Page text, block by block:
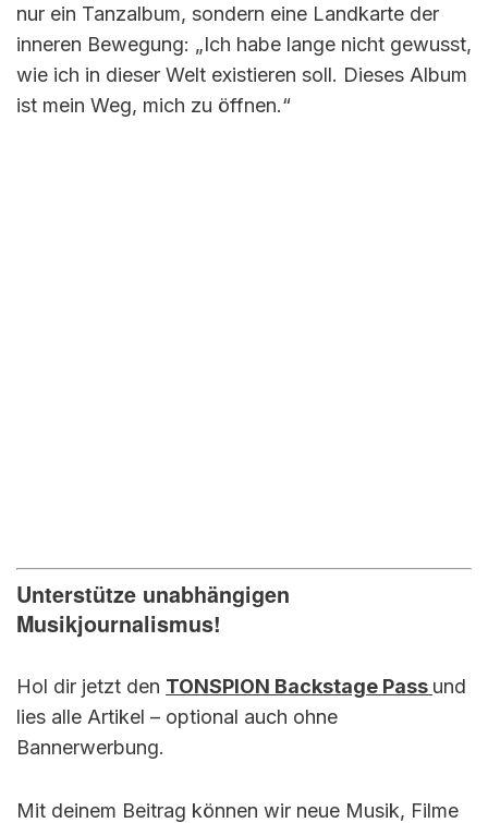
nur ein Tanzalbum, sondern eine Landkarte der
inneren Bewegung: „Ich habe lange nicht gewusst,
wie ich in dieser Welt existieren soll. Dieses Album
ist mein Weg, mich zu öffnen.“
Unterstütze unabhängigen
Musikjournalismus!
Hol dir jetzt den TONSPION Backstage Pass und
lies alle Artikel – optional auch ohne
Bannerwerbung.
Mit deinem Beitrag können wir neue Musik, Filme